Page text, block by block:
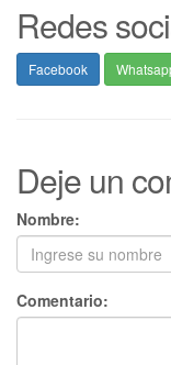
Redes
Facebook
Deje un
Nombre:
Comentario: